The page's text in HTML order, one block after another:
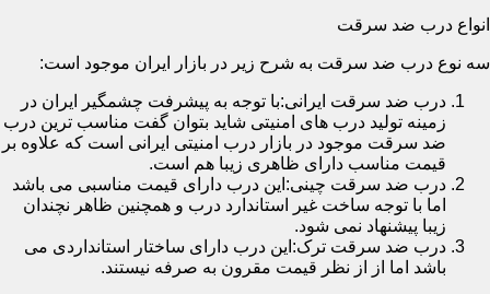
انواع درب ضد سرقت
سه نوع درب ضد سرقت به شرح زیر در بازار ایران موجود است:
درب ضد سرقت ایرانی:با توجه به پیشرفت چشمگیر ایران در
زمینه تولید درب های امنیتی شاید بتوان گفت مناسب ترین درب
ضد سرقت موجود در بازار درب امنیتی ایرانی است که علاوه بر
قیمت مناسب دارای ظاهری زیبا هم است.
درب ضد سرقت چینی:این درب دارای قیمت مناسبی می باشد
اما با توجه ساخت غیر استاندارد درب و همچنین ظاهر نچندان
زیبا پیشنهاد نمی شود.
درب ضد سرقت ترک:این درب دارای ساختار استانداردی می
باشد اما از از نظر قیمت مقرون به صرفه نیستند.